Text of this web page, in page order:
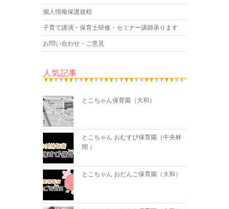
個人情報保護規程
子育て講演・保育士研修・セミナー講師承ります
お問い合わせ・ご意見
人気記事
とこちゃん保育園（大和）
とこちゃん おむすび保育園（中央林
間 ）
とこちゃん おだんご保育園（大和）